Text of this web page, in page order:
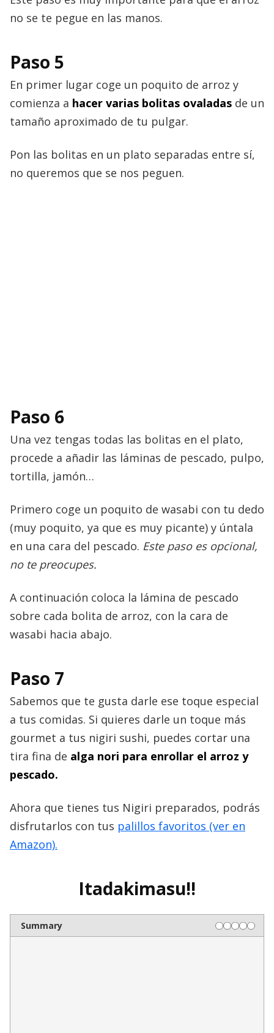
no se te pegue en las manos.
Paso 5
En primer lugar coge un poquito de arroz y
comienza a hacer varias bolitas ovaladas de un
tamaño aproximado de tu pulgar.
Pon las bolitas en un plato separadas entre sí,
no queremos que se nos peguen.
Paso 6
Una vez tengas todas las bolitas en el plato,
procede a añadir las láminas de pescado, pulpo,
tortilla, jamón…
Primero coge un poquito de wasabi con tu dedo
(muy poquito, ya que es muy picante) y úntala
en una cara del pescado. Este paso es opcional,
no te preocupes.
A continuación coloca la lámina de pescado
sobre cada bolita de arroz, con la cara de
wasabi hacia abajo.
Paso 7
Sabemos que te gusta darle ese toque especial
a tus comidas. Si quieres darle un toque más
gourmet a tus nigiri sushi, puedes cortar una
tira fina de alga nori para enrollar el arroz y
pescado.
Ahora que tienes tus Nigiri preparados, podrás
disfrutarlos con tus palillos favoritos (ver en
Amazon).
Itadakimasu!!
Summary